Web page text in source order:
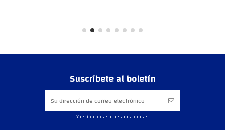
Suscríbete al boletín
Y reciba todas nuestras ofertas